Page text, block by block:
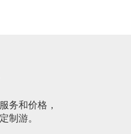
务和价格，
制游。